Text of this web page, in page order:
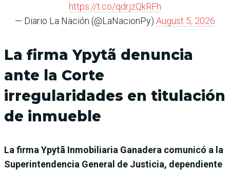
https://t.co/qdrjzQkRFh
— Diario La Nación (@LaNacionPy) August 5, 2026
La firma Ypytã denuncia
ante la Corte
irregularidades en titulación
de inmueble
La firma Ypytã Inmobiliaria Ganadera comunicó a la
Superintendencia General de Justicia, dependiente